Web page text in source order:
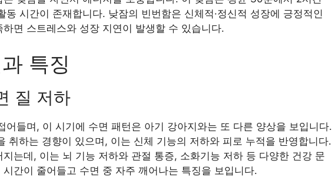
시간이 존재합니다. 낮잠의 빈번함은 신체적·정신적 성장에 긍정적인
면 스트레스와 성장 지연이 발생할 수 있습니다.
특징
질 저하
어들며, 이 시기에 수면 패턴은 아기 강아지와는 또 다른 양상을 보입니다.
취하는 경향이 있으며, 이는 신체 기능의 저하와 피로 누적을 반영합니다.
는데, 이는 뇌 기능 저하와 관절 통증, 소화기능 저하 등 다양한 건강 문
간이 줄어들고 수면 중 자주 깨어나는 특징을 보입니다.